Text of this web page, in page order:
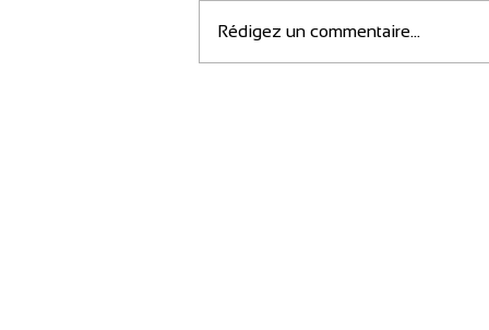
Rédigez un commentaire...